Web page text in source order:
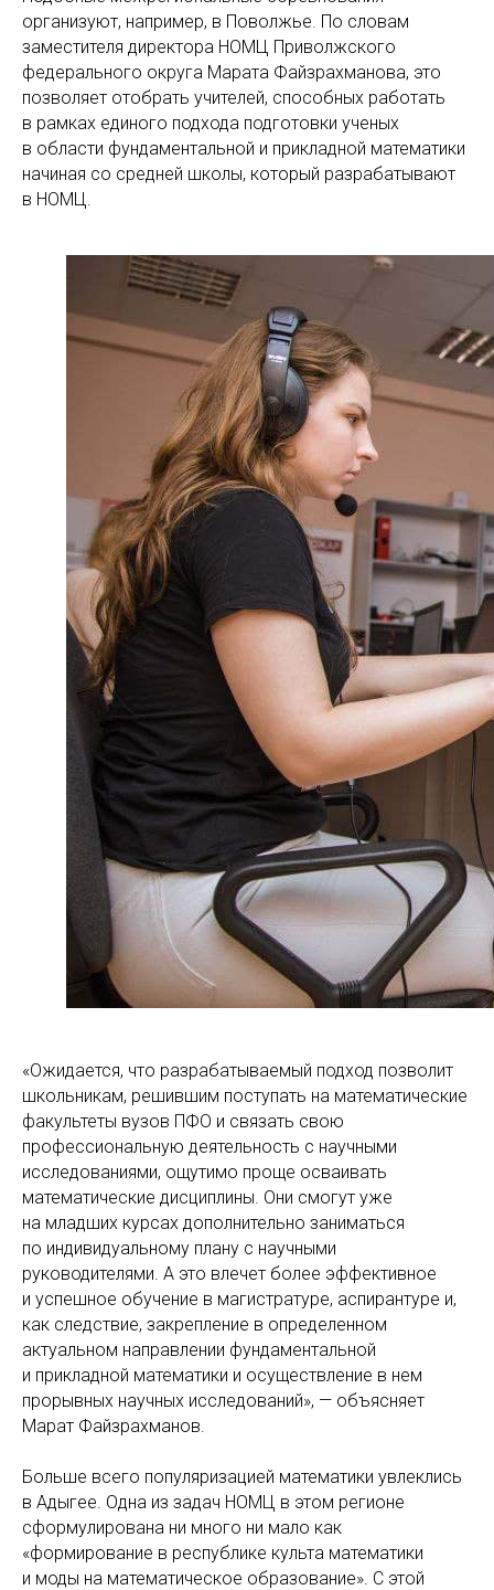
организуют, например, в Поволжье. По словам
заместителя директора НОМЦ Приволжского
федерального округа Марата Файзрахманова, это
позволяет отобрать учителей, способных работать
в рамках единого подхода подготовки ученых
в области фундаментальной и прикладной математики
начиная со средней школы, который разрабатывают
в НОМЦ.
«Ожидается, что разрабатываемый подход позволит
школьникам, решившим поступать на математические
факультеты вузов ПФО и связать свою
профессиональную деятельность с научными
исследованиями, ощутимо проще осваивать
математические дисциплины. Они смогут уже
на младших курсах дополнительно заниматься
по индивидуальному плану с научными
руководителями. А это влечет более эффективное
и успешное обучение в магистратуре, аспирантуре и,
как следствие, закрепление в определенном
актуальном направлении фундаментальной
и прикладной математики и осуществление в нем
прорывных научных исследований», — объясняет
Марат Файзрахманов.
Больше всего популяризацией математики увлеклись
в Адыгее. Одна из задач НОМЦ в этом регионе
сформулирована ни много ни мало как
«формирование в республике культа математики
и моды на математическое образование». С этой